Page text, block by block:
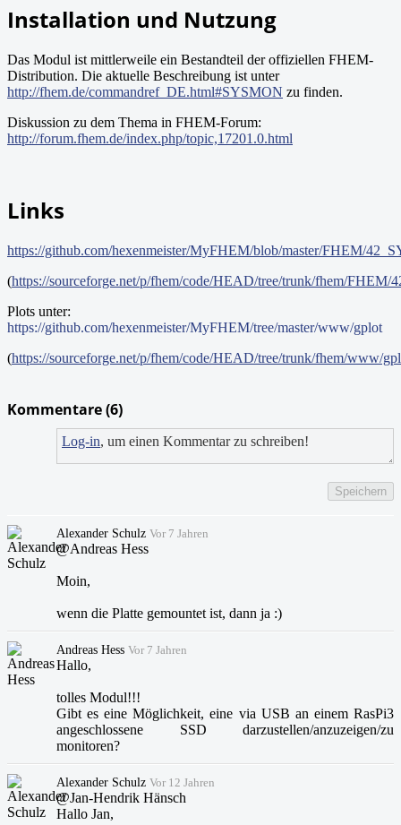
Installation und Nutzung
Das Modul ist mittlerweile ein Bestandteil der offiziellen FHEM-
Distribution. Die aktuelle Beschreibung ist unter
http://fhem.de/commandref_DE.html#SYSMON zu finden.
Diskussion zu dem Thema in FHEM-Forum:
http://forum.fhem.de/index.php/topic,17201.0.html
Links
https://github.com/hexenmeister/MyFHEM/blob/master/FHEM/
(https://sourceforge.net/p/fhem/code/HEAD/tree/trunk/fhem/FHEM/
Plots unter:
https://github.com/hexenmeister/MyFHEM/tree/master/www/gplot
(https://sourceforge.net/p/fhem/code/HEAD/tree/trunk/fhem/www/
Kommentare (6)
Log-in, um einen Kommentar zu schreiben!
Speichern
Alexander Schulz Vor 7 Jahren
@Andreas Hess
Moin,
wenn die Platte gemountet ist, dann ja :)
Andreas Hess Vor 7 Jahren
Hallo,
tolles Modul!!!
Gibt es eine Möglichkeit, eine via USB an einem RasPi3
angeschlossene SSD darzustellen/anzuzeigen/zu
monitoren?
Alexander Schulz Vor 12 Jahren
@Jan-Hendrik Hänsch
Hallo Jan,